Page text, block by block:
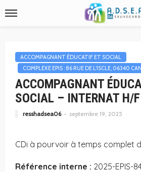
ACCOMPAGNANT ÉDUCATIF ET SOCIAL
COMPLEXE EPIS : 86 RUE DE L’ISCLE, 06340
ACCOMPAGNANT
SOCIAL – INTERNAT H/F
resshadsea06 septembre 19, 2025
CDi à pourvoir à temps complet
Référence interne : 2025-EPIS-